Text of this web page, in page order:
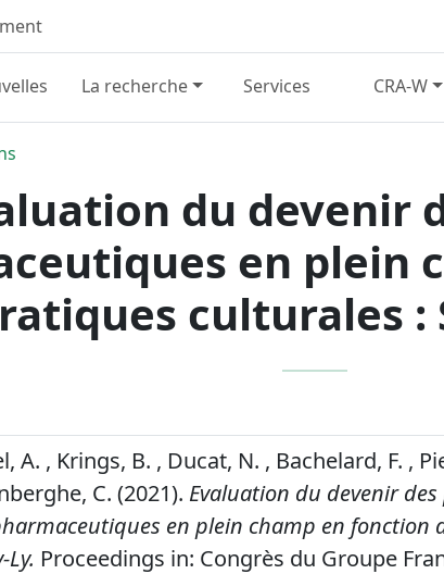
La recherche Services CRA-W
du devenir
en plein
culturales :
A. , Krings, B. , Ducat, N. , Bachelard, F. ,
C. (2021). Evaluation du devenir
en plein champ en fonction
Ly. Proceedings in: Congrès du Groupe